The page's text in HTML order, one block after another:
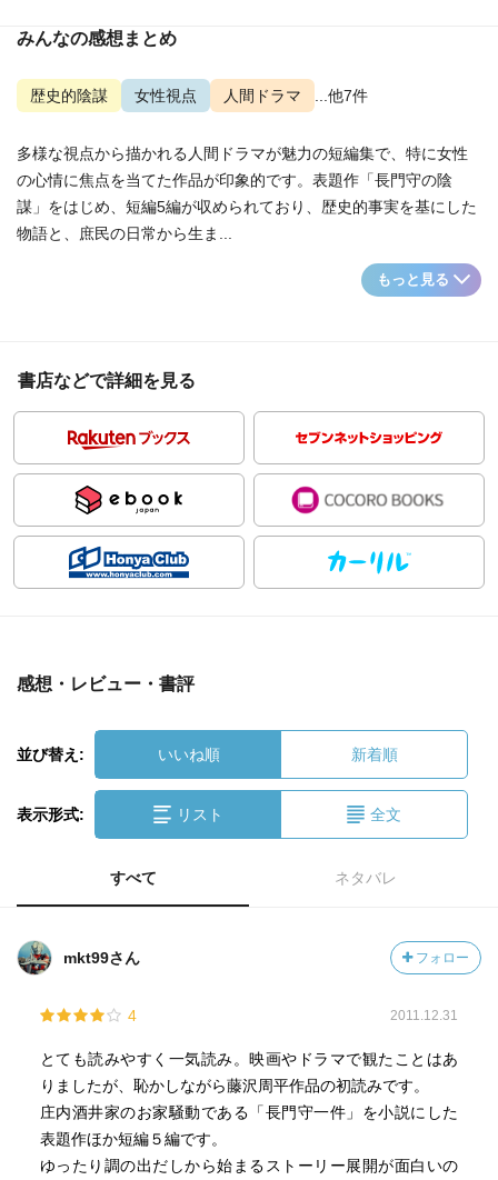
みんなの感想まとめ
歴史的陰謀 女性視点 人間ドラマ ...他7件
多様な視点から描かれる人間ドラマが魅力の短編集で、特に女性
の心情に焦点を当てた作品が印象的です。表題作「長門守の陰
謀」をはじめ、短編5編が収められており、歴史的事実を基にした
物語と、庶民の日常から生ま...
もっと見る
書店などで詳細を見る
感想・レビュー・書評
並び替え: いいね順 新着順
表示形式: リスト 全文
すべて ネタバレ
mkt99さん フォロー
4 2011.12.31
とても読みやすく一気読み。映画やドラマで観たことはあ
りましたが、恥かしながら藤沢周平作品の初読みです。
庄内酒井家のお家騒動である「長門守一件」を小説にした
表題作ほか短編５編です。
ゆったり調の出だしから始まるストーリー展開が面白いの